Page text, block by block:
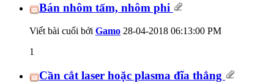
Bán nhôm tấm, nhôm phi
Viết bài cuối bởi Gamo 28-04-2018 06:13:00 PM
1
Cần cắt laser hoặc plasma đĩa thắng